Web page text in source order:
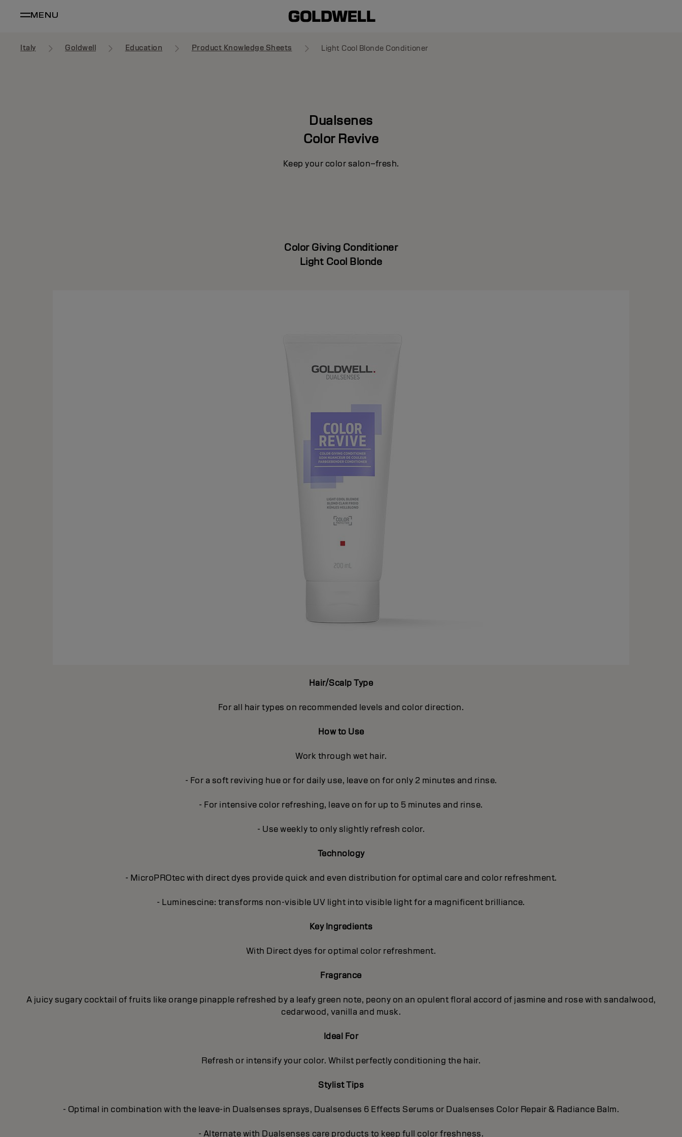
MENU
Italy Goldwell Education Product Knowledge Sheets Light Cool Blonde Conditioner
Dualsenes
Color Revive
Keep your color salon–fresh.
Color Giving Conditioner
Light Cool Blonde
Hair/Scalp Type
For all hair types on recommended levels and color direction.
How to Use
Work through wet hair.
- For a soft reviving hue or for daily use, leave on for only 2 minutes and rinse.
- For intensive color refreshing, leave on for up to 5 minutes and rinse.
- Use weekly to only slightly refresh color.
Technology
- MicroPROtec with direct dyes provide quick and even distribution for optimal care and color refreshment.
- Luminescine: transforms non-visible UV light into visible light for a magnificent brilliance.
Key Ingredients
With Direct dyes for optimal color refreshment.
Fragrance
A juicy sugary cocktail of fruits like orange pinapple refreshed by a leafy green note, peony on an opulent floral accord of jasmine and rose with sandalwood,
cedarwood, vanilla and musk.
Ideal For
Refresh or intensify your color. Whilst perfectly conditioning the hair.
Stylist Tips
- Optimal in combination with the leave-in Dualsenses sprays, Dualsenses 6 Effects Serums or Dualsenses Color Repair & Radiance Balm.
- Alternate with Dualsenses care products to keep full color freshness.